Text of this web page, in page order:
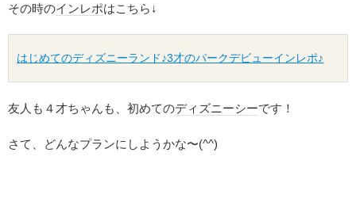
その時のインレポはこちら↓
はじめてのディズニーランド♪3才のパークデビューインレポ♪
友人も４才ちゃんも、初めてのディズニーシーです！
さて、どんなプランにしようかな〜(^^)